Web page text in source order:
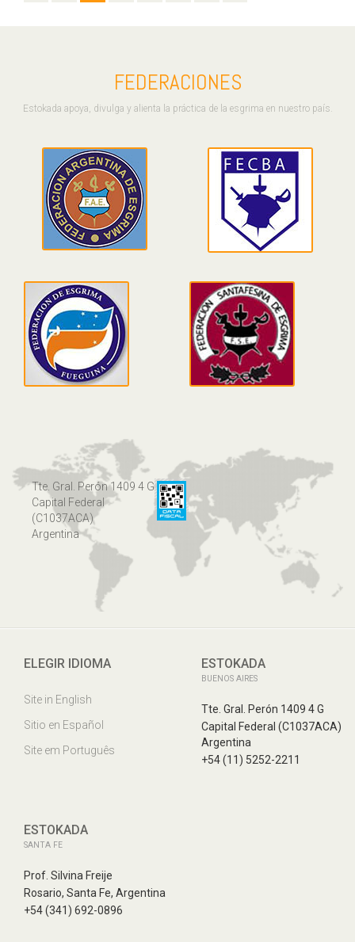
FEDERACIONES
Estokada apoya, divulga y alienta la práctica de la esgrima en nuestro país.
Tte. Gral. Perón 1409 4 G
Capital Federal
(C1037ACA)
Argentina
ELEGIR IDIOMA
Site in English
Sitio en Español
Site em Português
ESTOKADA
BUENOS AIRES
Tte. Gral. Perón 1409 4 G
Capital Federal (C1037ACA)
Argentina
+54 (11) 5252-2211
ESTOKADA
SANTA FE
Prof. Silvina Freije
Rosario, Santa Fe, Argentina
+54 (341) 692-0896